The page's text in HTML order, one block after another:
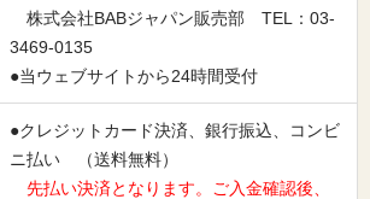
株式会社BABジャパン販売部 TEL：03-
3469-0135
●当ウェブサイトから24時間受付
●クレジットカード決済、銀行振込、コンビ
ニ払い （送料無料）
先払い決済となります。ご入金確認後、